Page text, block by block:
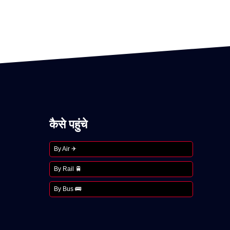
कैसे पहुंचे
By Air ✈
By Rail 🚆
By Bus 🚌